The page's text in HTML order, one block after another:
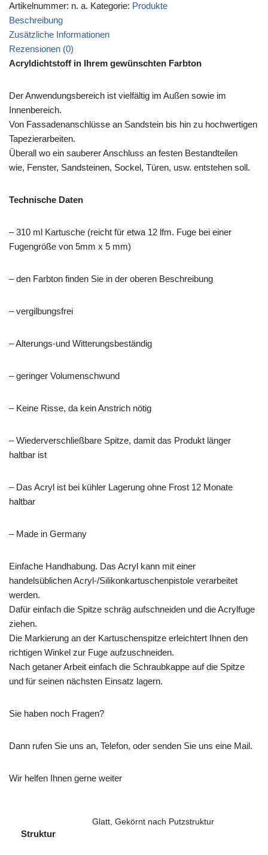
Artikelnummer: n. a. Kategorie: Produkte
Beschreibung
Zusätzliche Informationen
Rezensionen (0)
Acryldichtstoff in Ihrem gewünschten Farbton
Der Anwendungsbereich ist vielfältig im Außen sowie im
Innenbereich.
Von Fassadenanschlüsse an Sandstein bis hin zu hochwertigen
Tapezierarbeiten.
Überall wo ein sauberer Anschluss an festen Bestandteilen
wie, Fenster, Sandsteinen, Sockel, Türen, usw. entstehen soll.
Technische Daten
– 310 ml Kartusche (reicht für etwa 12 lfm. Fuge bei einer
Fugengröße von 5mm x 5 mm)
– den Farbton finden Sie in der oberen Beschreibung
– vergilbungsfrei
– Alterungs-und Witterungsbeständig
– geringer Volumenschwund
– Keine Risse, da kein Anstrich nötig
– Wiederverschließbare Spitze, damit das Produkt länger
haltbar ist
– Das Acryl ist bei kühler Lagerung ohne Frost 12 Monate
haltbar
– Made in Germany
Einfache Handhabung. Das Acryl kann mit einer
handelsüblichen Acryl-/Silikonkartuschenpistole verarbeitet
werden.
Dafür einfach die Spitze schräg aufschneiden und die Acrylfuge
ziehen.
Die Markierung an der Kartuschenspitze erleichtert Ihnen den
richtigen Winkel zur Fuge aufzuschneiden.
Nach getaner Arbeit einfach die Schraubkappe auf die Spitze
und für seinen nächsten Einsatz lagern.
Sie haben noch Fragen?
Dann rufen Sie uns an, Telefon, oder senden Sie uns eine Mail.
Wir helfen Ihnen gerne weiter
Struktur
Glatt, Gekörnt nach Putzstruktur